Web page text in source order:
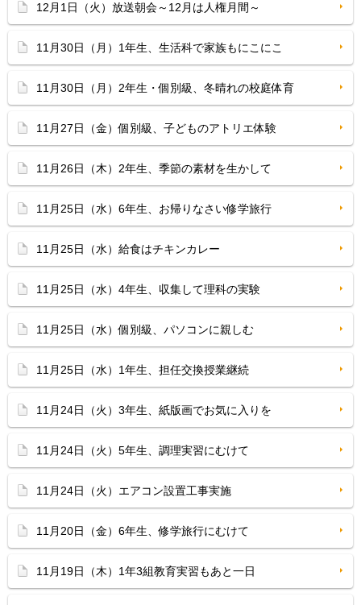
12月1日（火）放送朝会～12月は人権月間～
11月30日（月）1年生、生活科で家族もにこにこ
11月30日（月）2年生・個別級、冬晴れの校庭体育
11月27日（金）個別級、子どものアトリエ体験
11月26日（木）2年生、季節の素材を生かして
11月25日（水）6年生、お帰りなさい修学旅行
11月25日（水）給食はチキンカレー
11月25日（水）4年生、収集して理科の実験
11月25日（水）個別級、パソコンに親しむ
11月25日（水）1年生、担任交換授業継続
11月24日（火）3年生、紙版画でお気に入りを
11月24日（火）5年生、調理実習にむけて
11月24日（火）エアコン設置工事実施
11月20日（金）6年生、修学旅行にむけて
11月19日（木）1年3組教育実習もあと一日